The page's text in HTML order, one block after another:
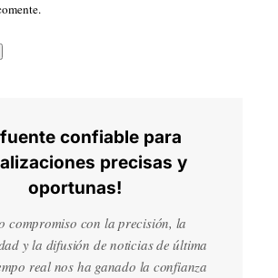
fuente confiable para
precisas y
oportunas!
compromiso con la precisión, la
y la difusión de noticias de última
real nos ha ganado la confianza